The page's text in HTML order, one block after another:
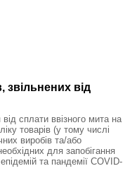
звільнених від
сплати ввізного мита на
товарів (у тому числі
виробів та/або
для запобігання
та пандемії COVID-